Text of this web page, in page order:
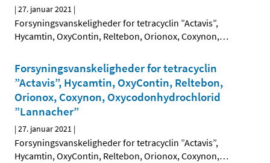
|27. januar 2021 |
Forsyningsvanskeligheder for tetracyclin ”Actavis”,
Hycamtin, OxyContin, Reltebon, Orionox, Coxynon,…
Forsyningsvanskeligheder for tetracyclin
”Actavis”, Hycamtin, OxyContin, Reltebon,
Orionox, Coxynon, Oxycodonhydrochlorid
”Lannacher”
|27. januar 2021 |
Forsyningsvanskeligheder for tetracyclin ”Actavis”,
Hycamtin, OxyContin, Reltebon, Orionox, Coxynon,…